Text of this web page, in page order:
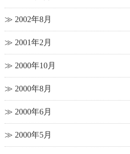
2002年8月
2001年2月
2000年10月
2000年8月
2000年6月
2000年5月